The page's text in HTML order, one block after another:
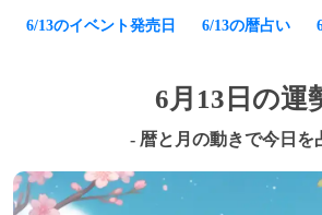
6/13のイベント発売日 6/13の暦占い
6月13日の運
- 暦と月の動きで今日を